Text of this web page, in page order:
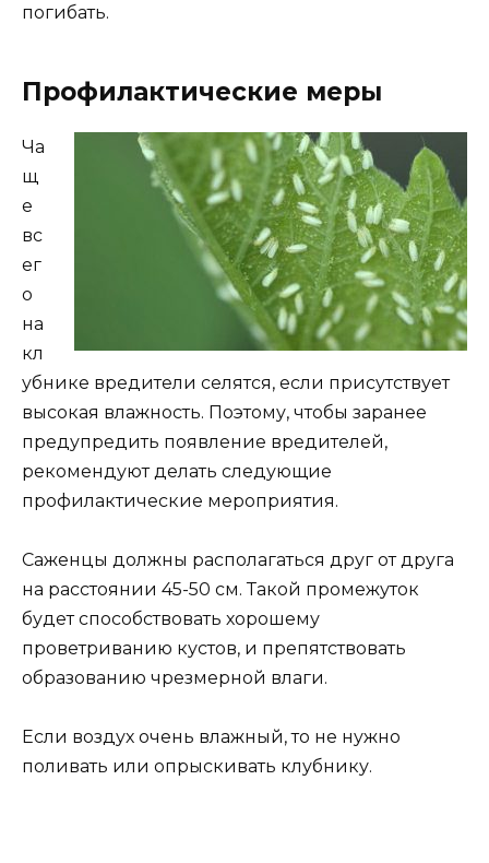
погибать.
Профилактические меры
Ча
щ
е
вс
ег
о
на
кл
убнике вредители селятся, если присутствует
высокая влажность. Поэтому, чтобы заранее
предупредить появление вредителей,
рекомендуют делать следующие
профилактические мероприятия.
Саженцы должны располагаться друг от друга
на расстоянии 45-50 см. Такой промежуток
будет способствовать хорошему
проветриванию кустов, и препятствовать
образованию чрезмерной влаги.
Если воздух очень влажный, то не нужно
поливать или опрыскивать клубнику.